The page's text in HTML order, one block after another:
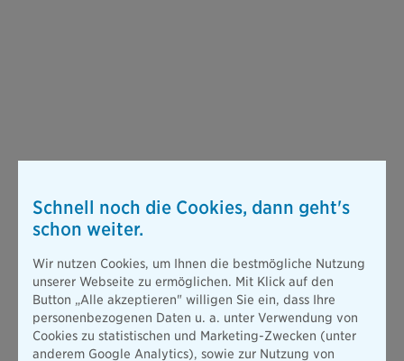
Schnell noch die Cookies, dann geht's
schon weiter.
Wir nutzen Cookies, um Ihnen die bestmögliche Nutzung
unserer Webseite zu ermöglichen. Mit Klick auf den
Button „Alle akzeptieren" willigen Sie ein, dass Ihre
personenbezogenen Daten u. a. unter Verwendung von
Cookies zu statistischen und Marketing-Zwecken (unter
anderem Google Analytics), sowie zur Nutzung von